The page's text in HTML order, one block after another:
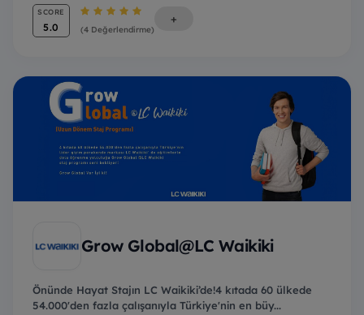
SCORE
5.0 (4 Değerlendirme)
+
Grow Global@LC Waikiki
Önünde Hayat Stajın LC Waikiki’de!4 kıtada 60 ülkede
54.000'den fazla çalışanıyla Türkiye'nin en büy...